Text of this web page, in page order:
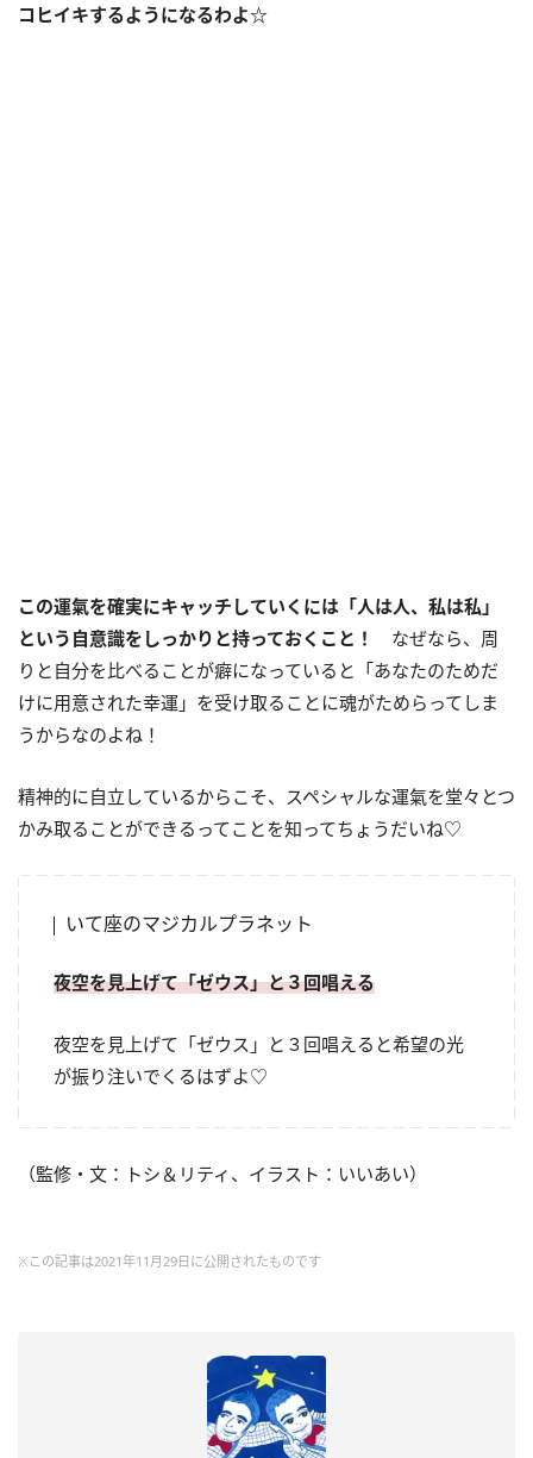
コヒイキするようになるわよ☆
この運氣を確実にキャッチしていくには「人は人、私は私」
という自意識をしっかりと持っておくこと！
なぜなら、周
りと自分を比べることが癖になっていると「あなたのためだ
けに用意された幸運」を受け取ることに魂がためらってしま
うからなのよね！
精神的に自立しているからこそ、スペシャルな運氣を堂々とつ
かみ取ることができるってことを知ってちょうだいね♡
いて座のマジカルプラネット
夜空を見上げて「ゼウス」と３回唱える
夜空を見上げて「ゼウス」と３回唱えると希望の光
が振り注いでくるはずよ♡
（監修・文：トシ＆リティ、イラスト：いいあい）
※この記事は2021年11月29日に公開されたものです